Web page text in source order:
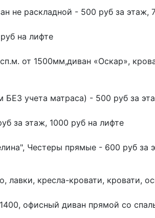
не раскладной - 500 руб за этаж,
на лифте
от 1500мм,диван «Оскар»,
БЕЗ учета матраса) - 500 руб за
за этаж, 1000 руб на лифте
Честеры прямые - 600 руб за
лавки, кресла-кровати, кровати,
офисный диван прямой со